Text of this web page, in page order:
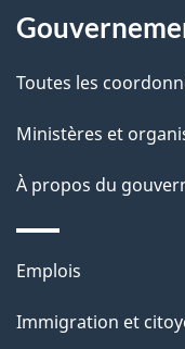
Toutes les
Ministères et
À propos du
Thèmes
sujets
Emplois
Immigration et